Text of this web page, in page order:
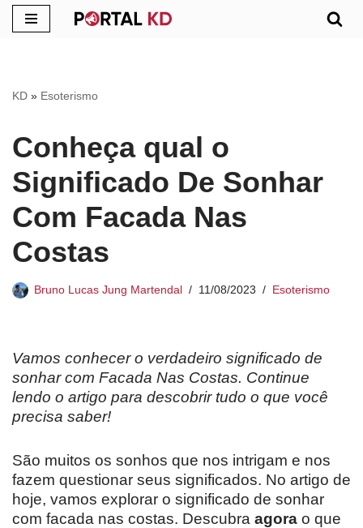
conteúdo
KD » Esoterismo
Conheça qual o
Significado De Sonhar
Com Facada Nas
Costas
Bruno Lucas Jung Martendal 11/08/2023 Esoterismo
Vamos conhecer o verdadeiro significado de
sonhar com Facada Nas Costas. Continue
lendo o artigo para descobrir tudo o que você
precisa saber!
São muitos os sonhos que nos intrigam e nos
fazem questionar seus significados. No artigo de
hoje, vamos explorar o significado de sonhar
com facada nas costas. Descubra agora o que